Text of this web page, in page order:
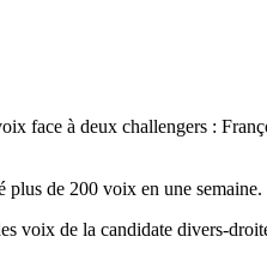
face à deux challengers :
plus de 200 voix en une semaine.
voix de la candidate divers-